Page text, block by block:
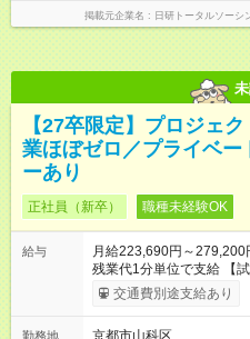
掲載元企業名 日研トータルソー
【27卒限定】プロジェ
業ほぼゼロ／プライベー
ーあり
正社員（新卒） 職種未経験OK
給与
月給223,690円～279,200
残業
交通費別途支給あり
勤務地
京都市山科区